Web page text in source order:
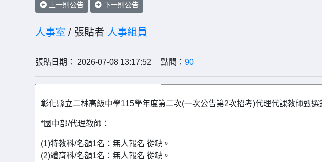
上一則公告 下一則公告
人事室 / 張貼者 人事組員
張貼日期： 2026-07-08 13:17:52 點閱： 90
彰化縣立二林高級中學115學年度第二次(一次公告第2次招考)代理代課教師甄選
*國中部/代理教師：
(1)特教科/名額1名：無人報名 從缺。
(2)體育科/名額1名：無人報名 從缺。